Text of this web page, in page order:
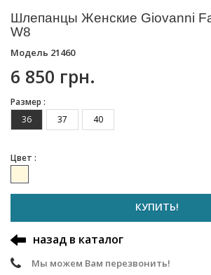
Шлепанцы Женские Giovanni
W8
Модель 21460
6 850 грн.
Размер :
36
37 40
Цвет :
КУПИТЬ!
назад в каталог
Мы можем Вам перезвонить!